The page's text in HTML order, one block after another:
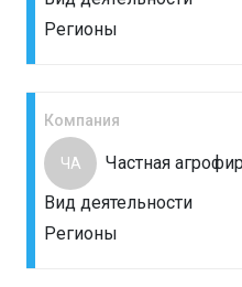
Регионы
Компания
ЧА
Частная
Вид деятельности
Регионы